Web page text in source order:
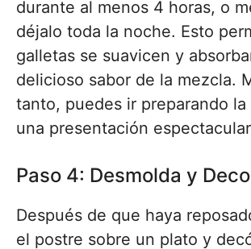
durante al menos 4 horas, o
déjalo toda la noche. Esto
galletas se suavicen y
delicioso sabor de la mezcla.
tanto, puedes ir preparando la
una presentación
Paso 4: Desmolda y
Después de que haya
el postre sobre un plato y